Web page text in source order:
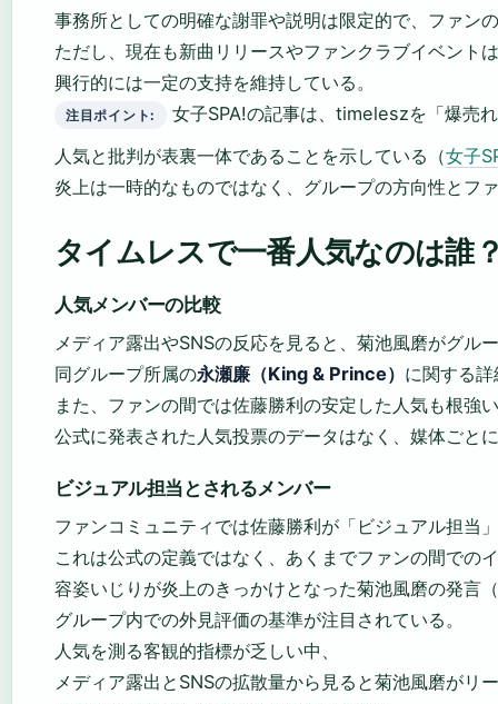
事務所としての明確な謝罪や説明は限定的で、ファン
ただし、現在も新曲リリースやファンクラブイベント
興行的には一定の支持を維持している。
注目ポイント:
女子SPA!の記事は、timeleszを「爆売
人気と批判が表裏一体であることを示している（女子
炎上は一時的なものではなく、グループの方向性とフ
タイムレスで一番人気なのは誰
人気メンバーの比較
メディア露出やSNSの反応を見ると、菊池風磨がグル
同グループ所属の永瀬廉（King & Prince） に関する
また、ファンの間では佐藤勝利の安定した人気も根強
公式に発表された人気投票のデータはなく、媒体ごと
ビジュアル担当とされるメンバー
ファンコミュニティでは佐藤勝利が「ビジュアル担当
これは公式の定義ではなく、あくまでファンの間での
容姿いじりが炎上のきっかけとなった菊池風磨の発言（
グループ内での外見評価の基準が注目されている。
人気を測る客観的指標が乏しい中、
メディア露出とSNSの拡散量から見ると菊池風磨がリ